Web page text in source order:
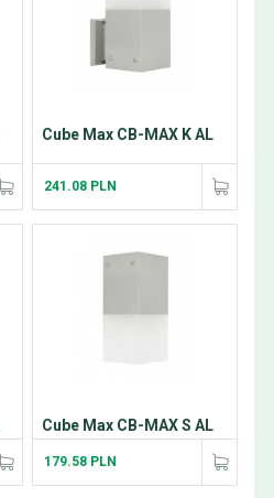
Cube Max CB-MAX K AL
241.08 PLN
Cube Max CB-MAX S AL
179.58 PLN